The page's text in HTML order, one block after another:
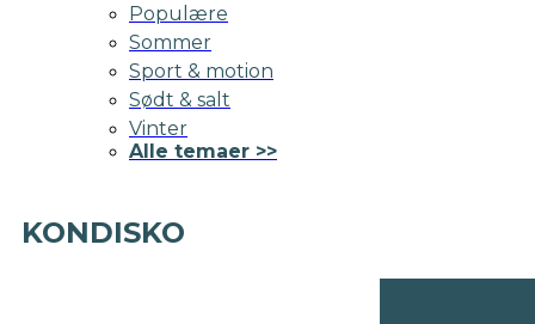
Populære
Sommer
Sport & motion
Sødt & salt
Vinter
Alle temaer >>
KONDISKO